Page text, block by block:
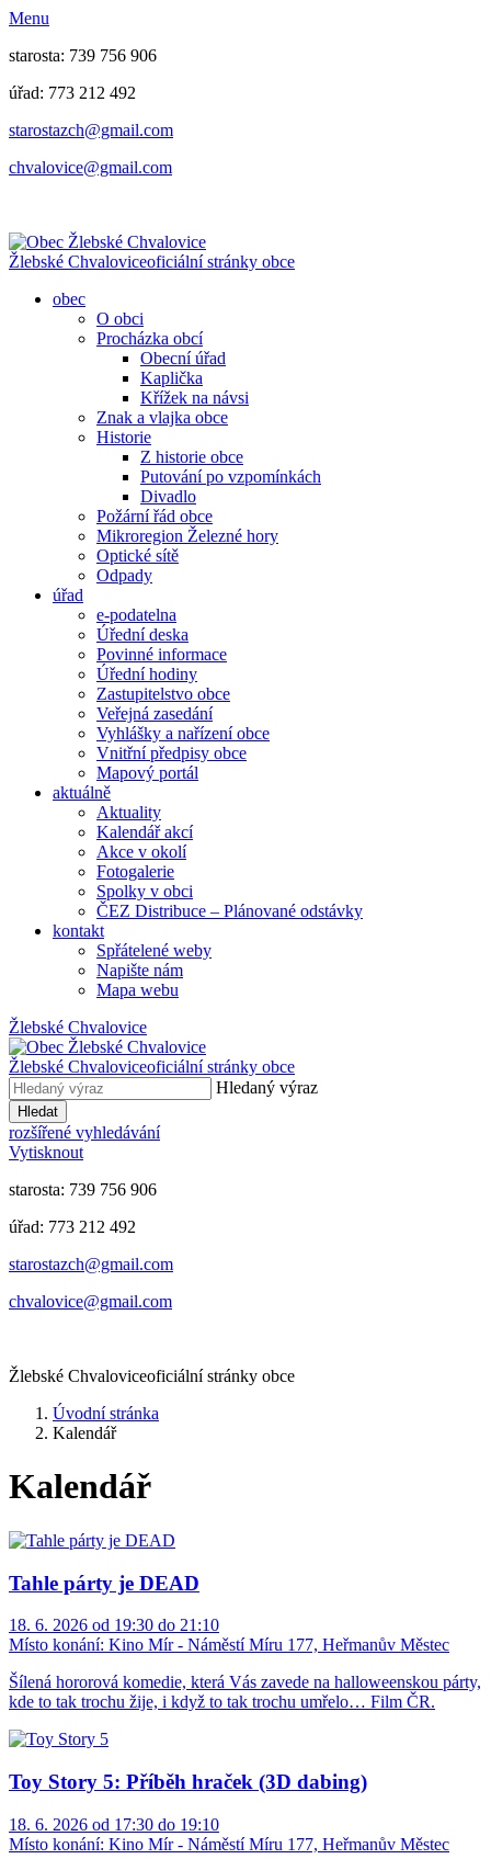
Menu
starosta: 739 756 906
úřad: 773 212 492
​​​​starostazch@gmail.com
​​​​chvalovice@gmail.com
Žlebské Chvaloviceoficiální stránky obce
obec
O obci
Procházka obcí
Obecní úřad
Kaplička
Křížek na návsi
Znak a vlajka obce
Historie
Z historie obce
Putování po vzpomínkách
Divadlo
Požární řád obce
Mikroregion Železné hory
Optické sítě
Odpady
úřad
e-podatelna
Úřední deska
Povinné informace
Úřední hodiny
Zastupitelstvo obce
Veřejná zasedání
Vyhlášky a nařízení obce
Vnitřní předpisy obce
Mapový portál
aktuálně
Aktuality
Kalendář akcí
Akce v okolí
Fotogalerie
Spolky v obci
ČEZ Distribuce – Plánované odstávky
kontakt
Spřátelené weby
Napište nám
Mapa webu
Žlebské Chvalovice
Žlebské Chvaloviceoficiální stránky obce
Hledaný výraz
Hledat
rozšířené vyhledávání
Vytisknout
starosta: 739 756 906
úřad: 773 212 492
​​​​starostazch@gmail.com
​​​​chvalovice@gmail.com
Žlebské Chvaloviceoficiální stránky obce
Úvodní stránka
Kalendář
Kalendář
Tahle párty je DEAD
18. 6. 2026 od 19:30 do 21:10
Místo konání: Kino Mír - Náměstí Míru 177, Heřmanův Městec
Šílená hororová komedie, která Vás zavede na halloweenskou párty,
kde to tak trochu žije, i když to tak trochu umřelo… Film ČR.
Toy Story 5: Příběh hraček (3D dabing)
18. 6. 2026 od 17:30 do 19:10
Místo konání: Kino Mír - Náměstí Míru 177, Heřmanův Městec